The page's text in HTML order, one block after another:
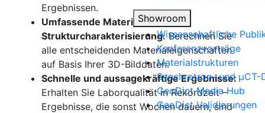
Showroom
Wissenschaftliche
Konferenzvorträge
Materialstrukturen
Synchrotron- und µCT-
GeoDictMedia Hub
GeoDictValidierungen
Ergebnissen.
Umfassende Material- und
Strukturcharakterisierung:Berechnen Sie
alle entscheidenden Materialeigenschaften
auf Basis Ihrer 3D-Bilddaten.
Schnelle und aussagekräftige Ergebnisse:
Erhalten Sie Laborqualität in Rekordzeit –
Ergebnisse, die sonst Wochen dauern, sind